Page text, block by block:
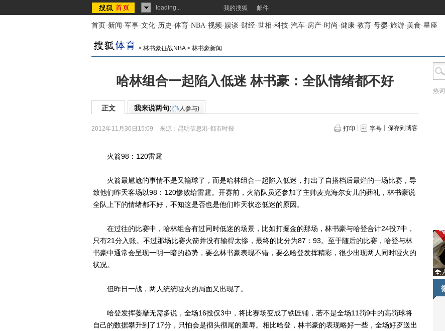
loading... 我的搜狐 邮件
首页-新闻-军事-文化-历史-体育-NBA-视频-娱谈-财经-世相-科技-汽车-房产-时尚-健康-教育-母婴-旅游-美食-星座
> 林书豪征战NBA> 林书豪新闻
哈林组合一起陷入低迷 林书豪：全队情绪都不好
正文 我来说两句( 人参与)
2012年11月30日15:09 来源： 昆明信息港-都市时报 打印 字号 保存到博客
火箭98：120雷霆
火箭最尴尬的事情不是又输球了，而是哈林组合一起陷入低迷，打出了自搭档后最烂的一场比赛，导
致他们昨天客场以98：120惨败给雷霆。开赛前，火箭队员还参加了主帅麦克海尔女儿的葬礼，林书豪说
全队上下的情绪都不好，不知这是否也是他们昨天状态低迷的原因。
在过往的比赛中，哈林组合有过同时低迷的场景，比如打掘金的那场，林书豪与哈登合计24投7中，
只有21分入账。不过那场比赛火箭并没有输得太惨，最终的比分为87：93。至于随后的比赛，哈登与林
书豪中通常会呈现一明一暗的趋势，要么林书豪表现不错，要么哈登发挥精彩，很少出现两人同时哑火的
状况。
但昨日一战，两人统统哑火的局面又出现了。
哈登发挥萎靡无需多说，全场16投仅3中，将比赛场变成了铁匠铺，若不是全场11罚9中的高罚球将
自己的数据攀升到了17分，只怕会是彻头彻尾的羞辱。相比哈登，林书豪的表现略好一些，全场好歹送出
热词